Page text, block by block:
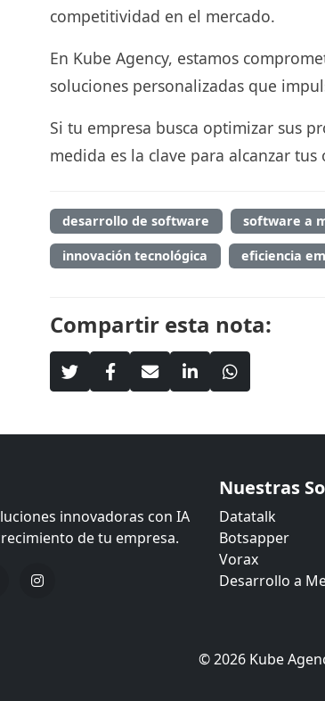
competitividad en el mercado.
En Kube Agency, estamos
soluciones personalizadas que
Si tu empresa busca optimizar sus
medida es la clave para alcanzar
desarrollo de software software a
innovación tecnológica eficiencia
Compartir esta nota:
innovadoras con IA
de tu empresa.
Nuestras
Datatalk
Botsapper
Vorax
Desarrollo a
© 2026 Kube